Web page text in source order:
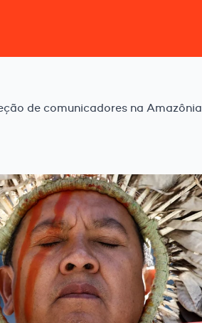
de comunicadores na Amazônia